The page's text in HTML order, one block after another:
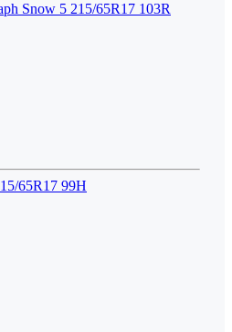
Snow 5 215/65R17 103R
65R17 99H